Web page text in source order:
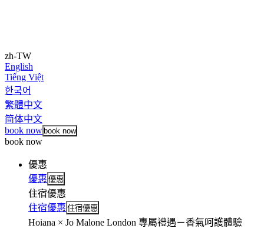
zh-TW
English
Tiếng Việt
한국어
繁體中文
简体中文
book nowbook now
book now
優惠
優惠 優惠
住宿優惠
住宿優惠 住宿優惠
Hoiana × Jo Malone London 專屬禮遇－香氣呵護體驗